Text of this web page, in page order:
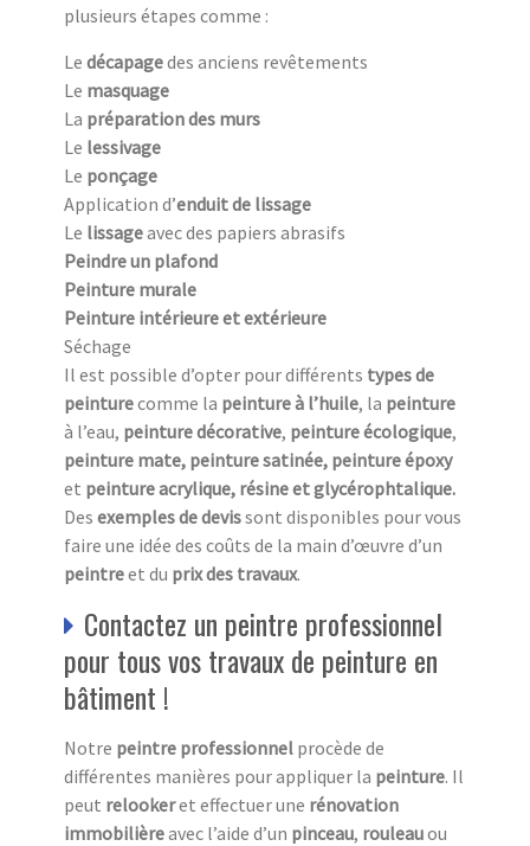
plusieurs étapes comme :
Le décapagedes anciens revêtements
Le masquage
La préparation des murs
Le lessivage
Le ponçage
Application d’enduit de lissage
Le lissageavec des papiers abrasifs
Peindre un plafond
Peinture murale
Peinture intérieure et extérieure
Séchage
Il est possible d’opter pour différents types de
peinturecomme la peinture à l’huile, la peinture
à l’eau, peinturedécorative, peinture écologique,
peinture mate, peinture satinée, peinture époxy
et peinture acrylique, résine et glycérophtalique.
Des exemples de devissont disponibles pour vous
faire une idée des coûts de la main d’œuvre d’un
peintreet du prix des travaux.
Contactez un peintre professionnel
pour tous vos travaux de peinture en
bâtiment !
Notre peintre professionnel procède de
différentes manières pour appliquer la peinture. Il
peut relookeret effectuer une rénovation
immobilièreavec l’aide d’un pinceau, rouleauou